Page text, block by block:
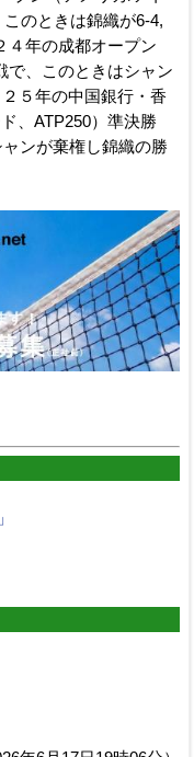
のときは錦織が6-4,
４年の成都オープン
で、このときはシャン
５年の中国銀行・香
、ATP250）準決勝
ンが棄権し錦織の勝